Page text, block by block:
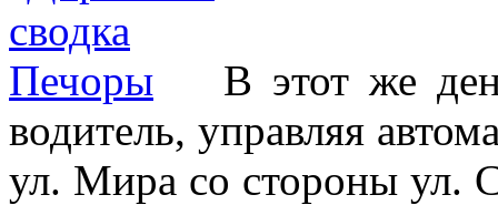
В этот же
водитель, управляя
ул. Мира со стороны ул.